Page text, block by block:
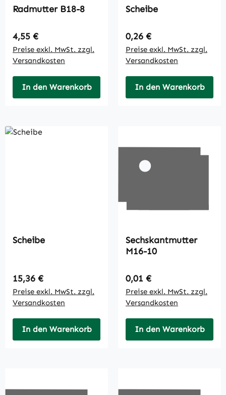
Radmutter B18-8
Regulärer Preis:
4,55 €
Preise exkl. MwSt. zzgl.
Versandkosten
In den Warenkorb
Scheibe
Regulärer Preis:
0,26 €
Preise exkl. MwSt. zzgl.
Versandkosten
In den Warenkorb
Scheibe
Regulärer Preis:
15,36 €
Preise exkl. MwSt. zzgl.
Versandkosten
In den Warenkorb
Sechskantmutter
M16-10
Regulärer Preis:
0,01 €
Preise exkl. MwSt. zzgl.
Versandkosten
In den Warenkorb